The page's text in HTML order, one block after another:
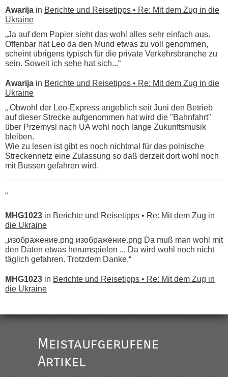
Awarija in Berichte und Reisetipps • Re: Mit dem Zug in die
Ukraine
„Ja auf dem Papier sieht das wohl alles sehr einfach aus.
Offenbar hat Leo da den Mund etwas zu voll genommen,
scheint übrigens typisch für die private Verkehrsbranche zu
sein. Soweit ich sehe hat sich...“
Awarija in Berichte und Reisetipps • Re: Mit dem Zug in die
Ukraine
„ Obwohl der Leo-Express angeblich seit Juni den Betrieb
auf dieser Strecke aufgenommen hat wird die "Bahnfahrt"
über Przemysl nach UA wohl noch lange Zukunftsmusik
bleiben.
Wie zu lesen ist gibt es noch nichtmal für das polnische
Streckennetz eine Zulassung so daß derzeit dort wohl noch
mit Bussen gefahren wird.
“
MHG1023 in Berichte und Reisetipps • Re: Mit dem Zug in
die Ukraine
„изображение.png изображение.png Da muß man wohl mit
den Daten etwas herumspielen ... Da wird wohl noch nicht
täglich gefahren. Trotzdem Danke.“
MHG1023 in Berichte und Reisetipps • Re: Mit dem Zug in
die Ukraine
Ist korrekt, aber ich finde man hätte trotzdem im Text gleich
darauf hinweisen können.
War aber nicht "böse" gemeint ...
Meistaufgerufene
Artikel